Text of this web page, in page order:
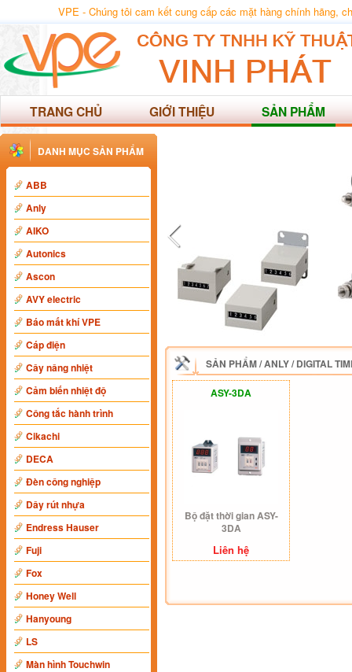
VPE - Chúng tôi cam kết cung cấp các mặt hàng chính hãng,
TRANG CHỦ GIỚI THIỆU SẢN PHẨM
DANH MỤC SẢN PHẨM
ABB
Anly
AIKO
Autonics
Ascon
AVY electric
Báo mất khí VPE
Cáp điện
Cây nâng nhiệt
Cảm biến nhiệt độ
Công tắc hành trình
Cikachi
DECA
Đèn công nghiệp
Dây rút nhựa
Endress Hauser
Fuji
Fox
Honey Well
Hanyoung
LS
Màn hình Touchwin
SẢN PHẨM/ANLY/DIGITAL
ASY-3DA
Bộ đặt thời gian ASY-
3DA
Liên hệ